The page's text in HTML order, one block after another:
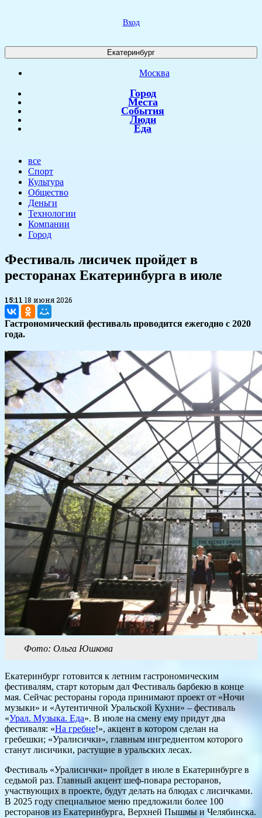
Вход
Екатеринбург
Москва
Город
Места
События
Люди
Еда
все
Спорт
Культура
Общество
Деньги
Технологии
Компании
Город
​Фестиваль лисичек пройдет в
ресторанах Екатеринбурга в июле
15:11 18 июня 2026
Гастрономический фестиваль проводится ежегодно с 2020
года.
Фото: Ольга Юшкова
Екатеринбург готовится к летним гастрономическим
фестивалям, старт которым дал Фестиваль барбекю в конце
мая. Сейчас рестораны города принимают проект от «Ночи
музыки» и «Аутентичной Уральской Кухни» – фестиваль
«Урал. Музыка. Еда». В июле на смену ему придут два
фестиваля: «На гребне!», акцент в котором сделан на
гребешки; «Уралисички», главным ингредиентом которого
станут лисичики, растущие в уральских лесах.
Фестиваль «Уралисички» пройдет в июле в Екатеринбурге в
седьмой раз. Главный акцент шеф-повара ресторанов,
участвующих в проекте, будут делать на блюдах с лисичками.
В 2025 году специальное меню предложили более 100
ресторанов из Екатеринбурга, Верхней Пышмы и Челябинска.